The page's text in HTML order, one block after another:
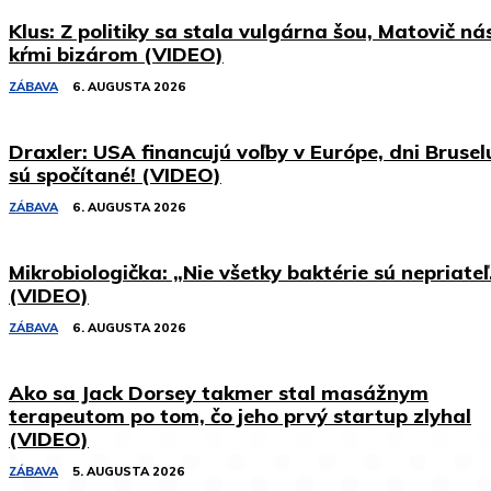
Klus: Z politiky sa stala vulgárna šou, Matovič
kŕmi bizárom (VIDEO)
ZÁBAVA 6. AUGUSTA 2026
Draxler: USA financujú voľby v Európe, dni
sú spočítané! (VIDEO)
ZÁBAVA 6. AUGUSTA 2026
Mikrobiologička: „Nie všetky baktérie sú
(VIDEO)
ZÁBAVA 6. AUGUSTA 2026
Ako sa Jack Dorsey takmer stal masážnym
terapeutom po tom, čo jeho prvý startup zlyhal
(VIDEO)
ZÁBAVA 5. AUGUSTA 2026